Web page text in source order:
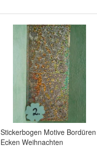
Stickerbogen Motive Bordüren
Ecken Weihnachten